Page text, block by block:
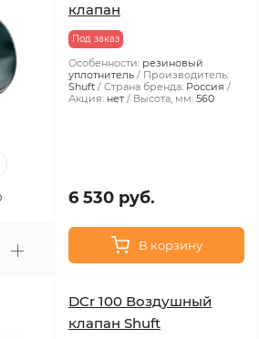
клапан
Под заказ
Особенности: резиновый
уплотнитель
Производитель:
Shuft
Страна бренда: Россия
Акция: нет Высота, мм: 560
6 530 руб.
В корзину
DCr 100 Воздушный
клапан Shuft